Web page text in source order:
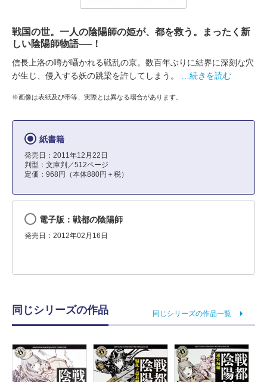
戦国の世。一人の陰陽師の姫が、都を救う。まったく新
しい陰陽師物語──！
信長上洛の噂が囁かれる戦乱の京。数百年ぶりに結界に深刻な穴
が生じ、侵入する妖の跳梁を許してしまう。
…続きを読む
※画像は表紙及び帯等、実際とは異なる場合があります。
紙書籍
発売日：2011年12月22日
判型：文庫判／512ページ
定価：968円（本体880円＋税）
電子版：戦都の陰陽師
発売日：2012年02月16日
同じシリーズの作品 同じシリーズの作品一覧